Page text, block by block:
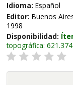
Idioma: Español
Editor: Buenos
1998
Disponibilidad:
topográfica: